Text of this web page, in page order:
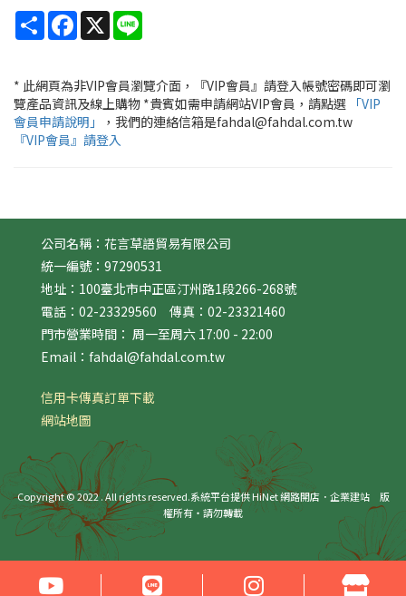
Share Facebook
X
* 此網頁為非VIP會員瀏覽介面，『VIP會員』請登入帳號密碼即可瀏
覽產品資訊及線上購物 *貴賓如需申請網站VIP會員，請點選 「VIP
會員申請說明」
，我們的連絡信箱是fahdal@fahdal.com.tw
『VIP會員』請登入
公司名稱：花言草語貿易有限公司
統一編號：97290531
地址：100臺北市中正區汀州路1段266-268號
電話：02-23329560 傳真：02-23321460
門市營業時間： 周一至周六 17:00 - 22:00
Email：fahdal@fahdal.com.tw
信用卡傳真訂單下載
網站地圖
Copyright © 2022 . All rights reserved.系統平台提供 HiNet 網路開店．企業建站版
權所有‧請勿轉載